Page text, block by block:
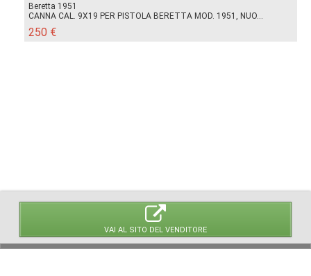
VAI AL SITO DEL VENDITORE
Beretta 1951
CANNA CAL. 9X19 PER PISTOLA BERETTA MOD. 1951, NUO...
250 €